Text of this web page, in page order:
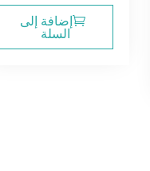
إضافة إلى
السلة